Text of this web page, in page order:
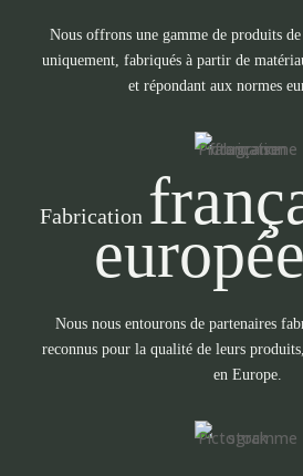
Nous offrons une gamme de produits
uniquement, fabriqués à partir de
et répondant aux normes
Fabrication
Nous nous entourons de partenaires
reconnus pour la qualité de leurs
en Europe.